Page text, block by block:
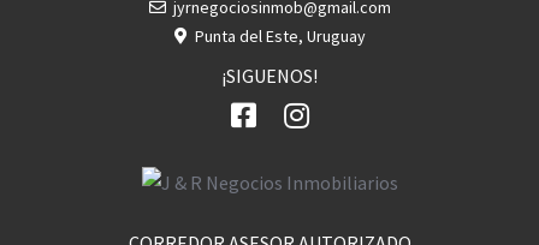
jyrnegociosinmob@gmail.com
Punta del Este, Uruguay
¡SIGUENOS!